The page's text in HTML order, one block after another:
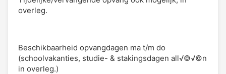
overleg.
Beschikbaarheid opvangdagen ma t/m do
(schoolvakanties, studie- & stakingsdagen all√©√©n
in overleg.)